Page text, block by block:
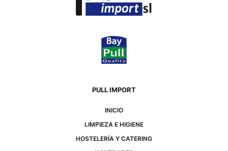
PULL IMPORT
INICIO
LIMPIEZA E HIGIENE
HOSTELERÍA Y CATERING